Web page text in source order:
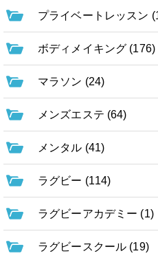
プライベートレッスン
ボディメイキング (176)
マラソン (24)
メンズエステ (64)
メンタル (41)
ラグビー (114)
ラグビーアカデミー (1)
ラグビースクール (19)